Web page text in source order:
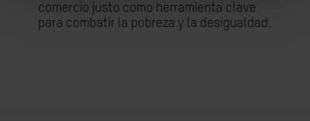
comercio justo como herramienta clave
para combatir la pobreza y la desigualdad.